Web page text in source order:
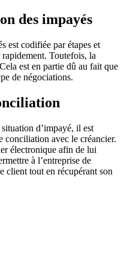
des impayés
est codifiée par étapes et
Toutefois, la
est en partie dû au fait que
de négociations.
d’impayé, il est
conciliation avec le créancier.
électronique afin de lui
à l’entreprise de
client tout en récupérant son